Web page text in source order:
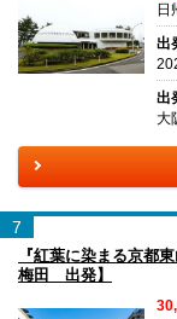
日
出
出
大
7
『紅葉に染まる京都
梅田 出発】